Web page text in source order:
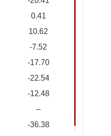
0.41
10.62
-7.52
-17.70
-22.54
-12.48
--
-36.38